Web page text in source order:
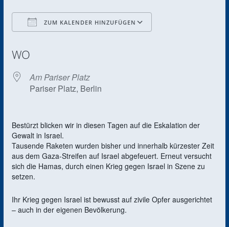
ZUM KALENDER HINZUFÜGEN
WO
Am Pariser Platz
Pariser Platz, Berlin
Bestürzt blicken wir in diesen Tagen auf die Eskalation der
Gewalt in Israel.
Tausende Raketen wurden bisher und innerhalb kürzester Zeit
aus dem Gaza-Streifen auf Israel abgefeuert. Erneut versucht
sich die Hamas, durch einen Krieg gegen Israel in Szene zu
setzen.
Ihr Krieg gegen Israel ist bewusst auf zivile Opfer ausgerichtet
– auch in der eigenen Bevölkerung.